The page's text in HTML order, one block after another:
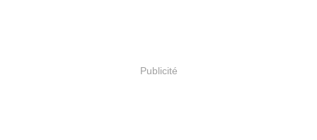
Publicité